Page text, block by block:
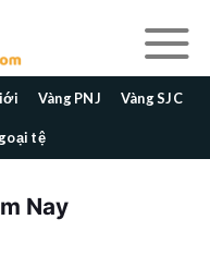
Vàng PNJ Vàng SJC
tệ
Nay